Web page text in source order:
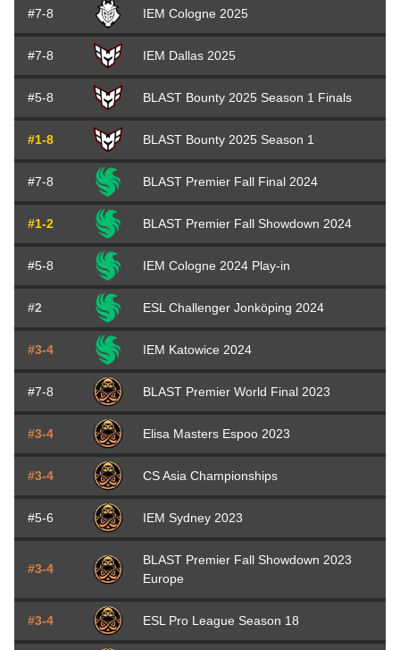
#7-8 IEM Cologne 2025
#7-8 IEM Dallas 2025
#5-8 BLAST Bounty 2025 Season 1 Finals
#1-8 BLAST Bounty 2025 Season 1
#7-8 BLAST Premier Fall Final 2024
#1-2 BLAST Premier Fall Showdown 2024
#5-8 IEM Cologne 2024 Play-in
#2 ESL Challenger Jonköping 2024
#3-4 IEM Katowice 2024
#7-8 BLAST Premier World Final 2023
#3-4 Elisa Masters Espoo 2023
#3-4 CS Asia Championships
#5-6 IEM Sydney 2023
#3-4
BLAST Premier Fall Showdown 2023
Europe
#3-4 ESL Pro League Season 18